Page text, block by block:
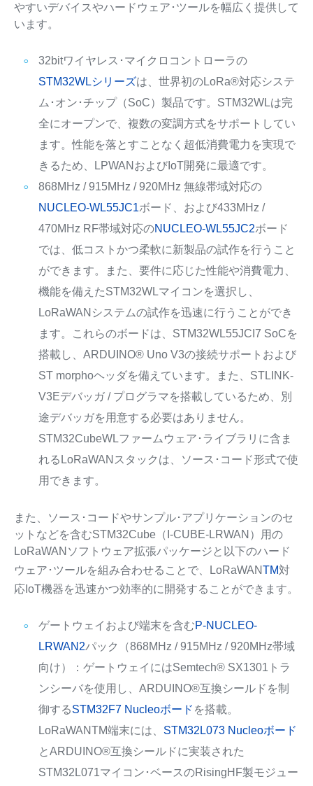
やすいデバイスやハードウェア･ツールを幅広く提供して
います。
32bitワイヤレス･マイクロコントローラの
STM32WLシリーズは、世界初のLoRa®対応システ
ム･オン･チップ（SoC）製品です。STM32WLは完
全にオープンで、複数の変調方式をサポートしてい
ます。性能を落とすことなく超低消費電力を実現で
きるため、LPWANおよびIoT開発に最適です。
868MHz / 915MHz / 920MHz 無線帯域対応の
NUCLEO-WL55JC1ボード、および433MHz /
470MHz RF帯域対応のNUCLEO-WL55JC2ボード
では、低コストかつ柔軟に新製品の試作を行うこと
ができます。また、要件に応じた性能や消費電力、
機能を備えたSTM32WLマイコンを選択し、
LoRaWANシステムの試作を迅速に行うことができ
ます。これらのボードは、STM32WL55JCI7 SoCを
搭載し、ARDUINO® Uno V3の接続サポートおよび
ST morphoヘッダを備えています。また、STLINK-
V3Eデバッガ / プログラマを搭載しているため、別
途デバッガを用意する必要はありません。
STM32CubeWLファームウェア･ライブラリに含ま
れるLoRaWANスタックは、ソース･コード形式で使
用できます。
また、ソース･コードやサンプル･アプリケーションのセ
ットなどを含むSTM32Cube（I-CUBE-LRWAN）用の
LoRaWANソフトウェア拡張パッケージと以下のハード
ウェア･ツールを組み合わせることで、LoRaWANTM対
応IoT機器を迅速かつ効率的に開発することができます。
ゲートウェイおよび端末を含むP-NUCLEO-
LRWAN2パック（868MHz / 915MHz / 920MHz帯域
向け）：ゲートウェイにはSemtech® SX1301トラ
ンシーバを使用し、ARDUINO®互換シールドを制
御するSTM32F7 Nucleoボード を搭載。
LoRaWANTM端末には、 STM32L073 Nucleoボード
とARDUINO®互換シールドに実装された
STM32L071マイコン･ベースのRisingHF製モジュー